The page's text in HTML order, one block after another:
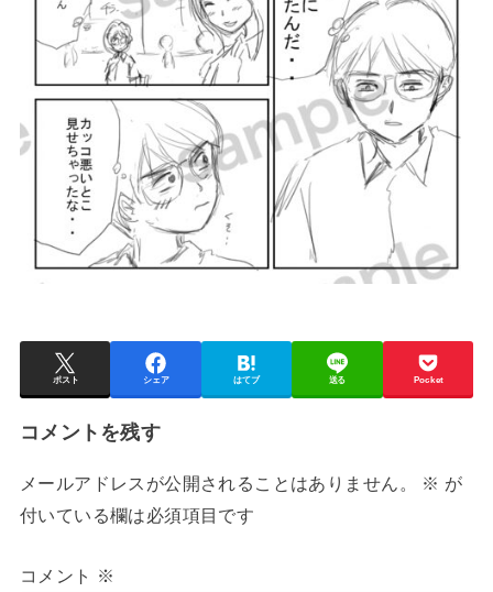
ポスト シェア はてブ 送る Pocket
コメントを残す
メールアドレスが公開されることはありません。 ※ が
付いている欄は必須項目です
コメント ※